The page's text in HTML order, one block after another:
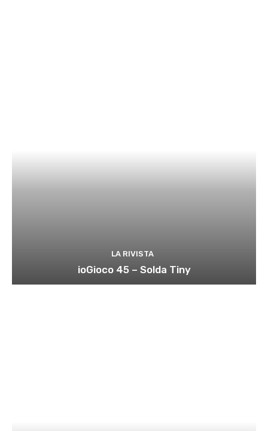
LA RIVISTA
ioGioco 45 – Solda Tiny